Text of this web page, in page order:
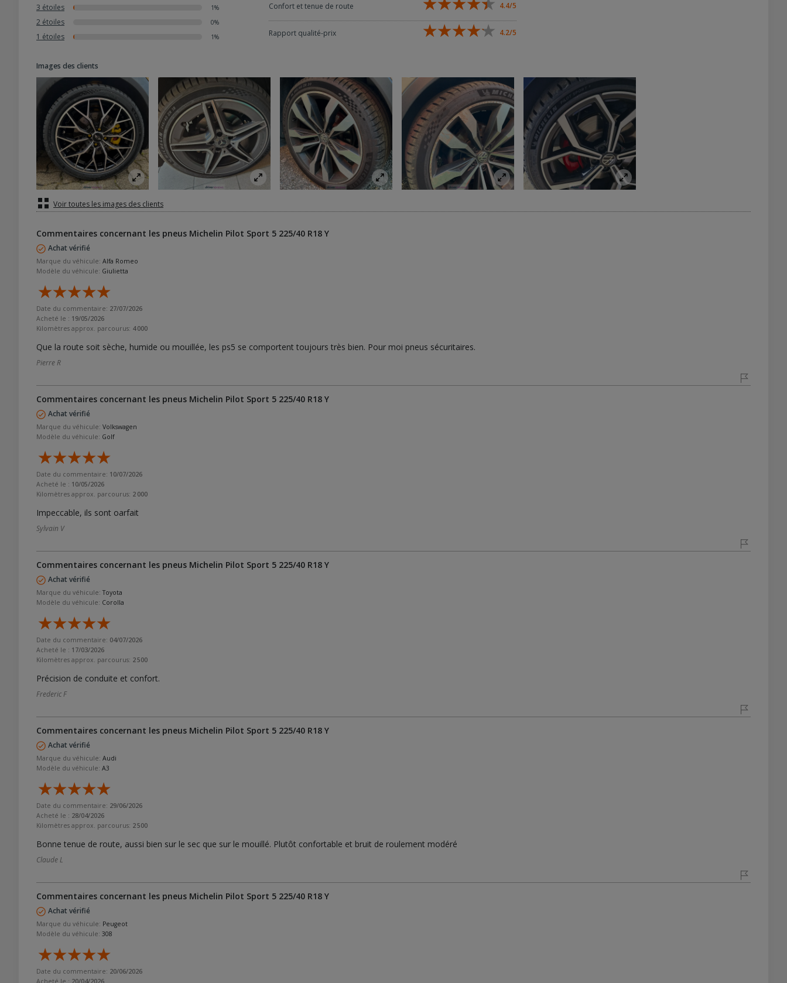
3 étoiles 1%
2 étoiles 0%
1 étoiles 1%
Confort et tenue de route 4.4/5
Rapport qualité-prix 4.2/5
Images des clients
Voir toutes les images des clients
Commentaires concernant les pneus Michelin Pilot Sport 5 225/40 R18 Y
Achat vérifié
Marque du véhicule: Alfa Romeo
Modèle du véhicule: Giulietta
Date du commentaire: 27/07/2026
Acheté le : 19/05/2026
Kilomètres approx. parcourus: 4 000
Que la route soit sèche, humide ou mouillée, les ps5 se comportent toujours très bien. Pour moi pneus sécuritaires.
Pierre R
Commentaires concernant les pneus Michelin Pilot Sport 5 225/40 R18 Y
Achat vérifié
Marque du véhicule: Volkswagen
Modèle du véhicule: Golf
Date du commentaire: 10/07/2026
Acheté le : 10/05/2026
Kilomètres approx. parcourus: 2 000
Impeccable, ils sont oarfait
Sylvain V
Commentaires concernant les pneus Michelin Pilot Sport 5 225/40 R18 Y
Achat vérifié
Marque du véhicule:Toyota
Modèle du véhicule: Corolla
Date du commentaire: 04/07/2026
Acheté le : 17/03/2026
Kilomètres approx. parcourus: 2 500
Précision de conduite et confort.
Frederic F
Commentaires concernant les pneus Michelin Pilot Sport 5 225/40 R18 Y
Achat vérifié
Marque du véhicule: Audi
Modèle du véhicule: A3
Date du commentaire: 29/06/2026
Acheté le : 28/04/2026
Kilomètres approx. parcourus: 2 500
Bonne tenue de route, aussi bien sur le sec que sur le mouillé. Plutôt confortable et bruit de roulement modéré
Claude L
Commentaires concernant les pneus Michelin Pilot Sport 5 225/40 R18 Y
Achat vérifié
Marque du véhicule: Peugeot
Modèle du véhicule: 308
Date du commentaire: 20/06/2026
Acheté le : 20/04/2026